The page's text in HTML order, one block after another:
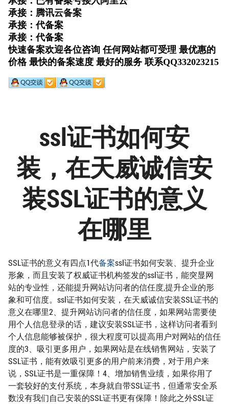
ssl证书如何安
装，在天威诚信安
装SSL证书的意义
在哪里
SSL证书的意义有四点1代备案ssl证书如何安装、提升企业
形象，而且安装了权威证书机构签发的ssl证书，能突显网
站的专业性，还能提升网站访问者的信任度,提升企业的形
象和可信度。ssl证书如何安装，在天威诚信安装SSL证书的
意义在哪里2、提升网站访问者的信任度，如果网站需要使
用个人信息登录的话，建议安装SSL证书，这样访问者看到
个人信息能够被保护，很大程度可以提高用户对网站的信任
度的3、吸引更多用户，如果网站是在线销售网站，安装了
SSL证书，能有效吸引更多的用户前来消费，对于用户来
说，SSL证书是一重保障！4、增加销售业绩，如果你用了
一套较好的支付系统，本身就自带SSL证书，但通常安全系
数没有我们自己安装的SSL证书更有保障！除此之外SSL证